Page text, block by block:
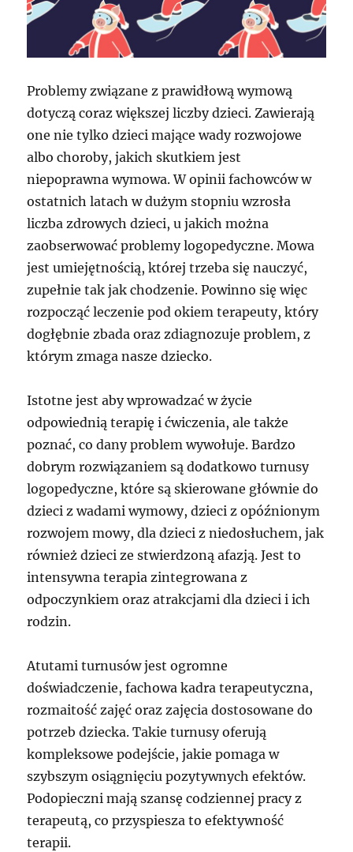
Problemy związane z prawidłową wymową
dotyczą coraz większej liczby dzieci. Zawierają
one nie tylko dzieci mające wady rozwojowe
albo choroby, jakich skutkiem jest
niepoprawna wymowa. W opinii fachowców w
ostatnich latach w dużym stopniu wzrosła
liczba zdrowych dzieci, u jakich można
zaobserwować problemy logopedyczne. Mowa
jest umiejętnością, której trzeba się nauczyć,
zupełnie tak jak chodzenie. Powinno się więc
rozpocząć leczenie pod okiem terapeuty, który
dogłębnie zbada oraz zdiagnozuje problem, z
którym zmaga nasze dziecko.
Istotne jest aby wprowadzać w życie
odpowiednią terapię i ćwiczenia, ale także
poznać, co dany problem wywołuje. Bardzo
dobrym rozwiązaniem są dodatkowo turnusy
logopedyczne, które są skierowane głównie do
dzieci z wadami wymowy, dzieci z opóźnionym
rozwojem mowy, dla dzieci z niedosłuchem, jak
również dzieci ze stwierdzoną afazją. Jest to
intensywna terapia zintegrowana z
odpoczynkiem oraz atrakcjami dla dzieci i ich
rodzin.
Atutami turnusów jest ogromne
doświadczenie, fachowa kadra terapeutyczna,
rozmaitość zajęć oraz zajęcia dostosowane do
potrzeb dziecka. Takie turnusy oferują
kompleksowe podejście, jakie pomaga w
szybszym osiągnięciu pozytywnych efektów.
Podopieczni mają szansę codziennej pracy z
terapeutą, co przyspiesza to efektywność
terapii.